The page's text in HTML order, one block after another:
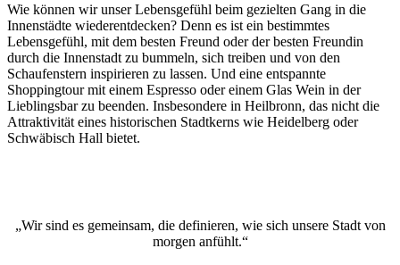
Wie können wir unser Lebensgefühl beim gezielten Gang in die
Innenstädte wiederentdecken? Denn es ist ein bestimmtes
Lebensgefühl, mit dem besten Freund oder der besten Freundin
durch die Innenstadt zu bummeln, sich treiben und von den
Schaufenstern inspirieren zu lassen. Und eine entspannte
Shoppingtour mit einem Espresso oder einem Glas Wein in der
Lieblingsbar zu beenden. Insbesondere in Heilbronn, das nicht die
Attraktivität eines historischen Stadtkerns wie Heidelberg oder
Schwäbisch Hall bietet.
„Wir sind es gemeinsam, die definieren, wie sich unsere Stadt von
morgen anfühlt.“